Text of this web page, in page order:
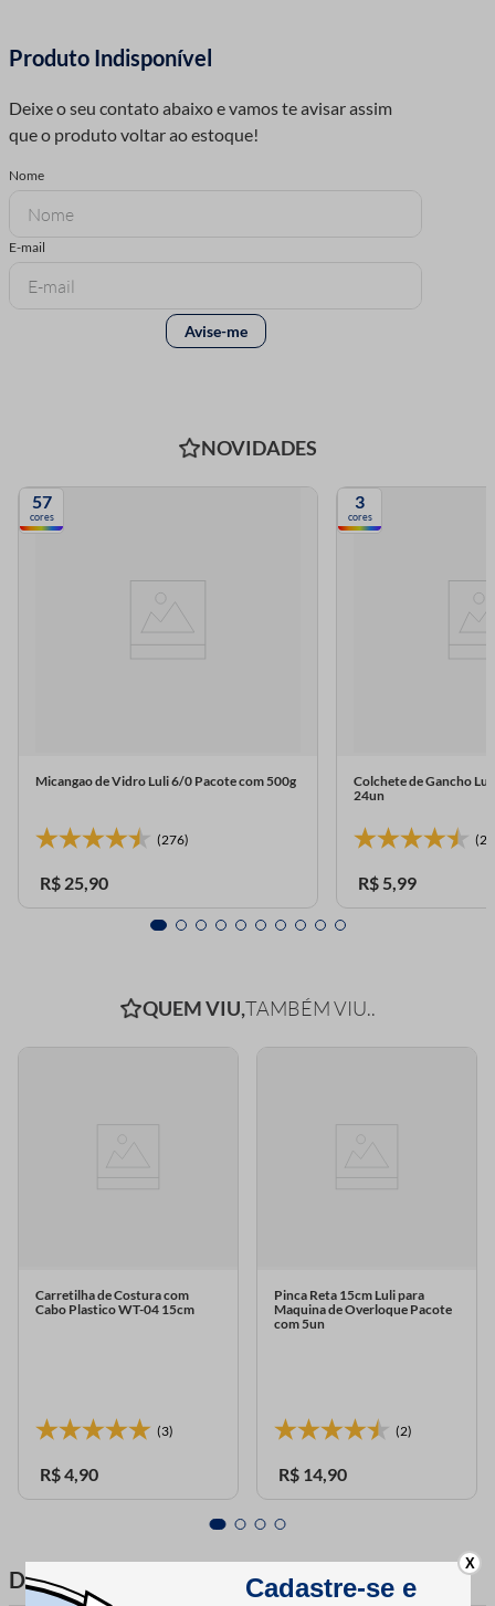
NOVIDADES
57
cores
Micangao de Vidro Luli 6/0 Pacote com 500g
(276)
R$ 25,90
3
cores
Colchete de Gancho
24un
R$ 5,99
QUEM VIU,TAMBÉM VIU..
Carretilha de Costura com
Cabo Plastico WT-04 15cm
(3)
R$4,90
Pinca Reta 15cm Luli para
Maquina de Overloque Pacote
com 5un
(2)
R$ 14,90
DESCRIÇÃO DO PRODUTO
X